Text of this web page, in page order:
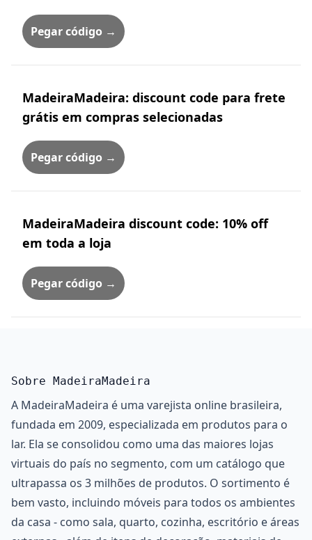
Pegar código →
MadeiraMadeira: discount code para frete
grátis em compras selecionadas
Pegar código →
MadeiraMadeira discount code: 10% off
em toda a loja
Pegar código →
Sobre MadeiraMadeira
A MadeiraMadeira é uma varejista online brasileira,
fundada em 2009, especializada em produtos para o
lar. Ela se consolidou como uma das maiores lojas
virtuais do país no segmento, com um catálogo que
ultrapassa os 3 milhões de produtos. O sortimento é
bem vasto, incluindo móveis para todos os ambientes
da casa - como sala, quarto, cozinha, escritório e áreas